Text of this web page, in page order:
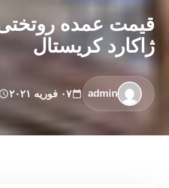
قیمت عمده
ژاکارد کریستال
admin ۰۷ فوریه ۲۰۲۱